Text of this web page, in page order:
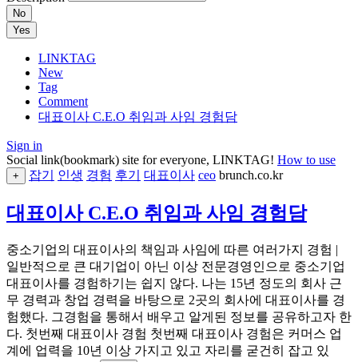
No
Yes
LINKTAG
New
Tag
Comment
대표이사 C.E.O 취임과 사임 경험담
Sign in
Social link(bookmark) site for everyone, LINKTAG! How to use
+ 잡기 인생 경험 후기 대표이사 ceo brunch.co.kr
대표이사 C.E.O 취임과 사임 경험담
중소기업의 대표이사의 책임과 사임에 따른 여러가지 경험 |
일반적으로 큰 대기업이 아닌 이상 전문경영인으로 중소기업
대표이사를 경험하기는 쉽지 않다. 나는 15년 정도의 회사 근
무 경력과 창업 경력을 바탕으로 2곳의 회사에 대표이사를 경
험했다. 그경험을 통해서 배우고 알게된 정보를 공유하고자 한
다. 첫번째 대표이사 경험 첫번째 대표이사 경험은 커머스 업
계에 업력을 10년 이상 가지고 있고 자리를 굳건히 잡고 있